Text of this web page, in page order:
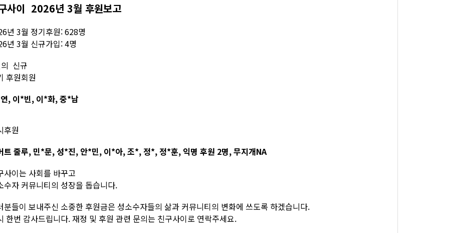
사이 2026년 3월 후원보고
년 3월 정기후원: 628명
년 3월 신규가입: 4명
신규
후원회원
, 이*빈, 이*화, 중*남
후원
트 줄루, 민*문, 성*진, 안*민, 이*아, 조*, 정*, 정*훈, 익명 후원 2명, 무지개NA
사이는 사회를 바꾸고
수자 커뮤니티의 성장을 돕습니다.
분들이 보내주신 소중한 후원금은 성소수자들의 삶과 커뮤니티의 변화에 쓰도록 하겠습니다.
한번 감사드립니다. 재정 및 후원 관련 문의는 친구사이로 연락주세요.